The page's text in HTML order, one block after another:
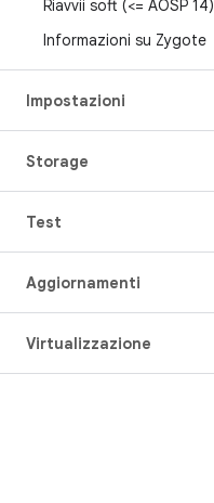
Riavvii soft (<= AOSP 14)
Informazioni su Zygote
Impostazioni
Storage
Test
Aggiornamenti
Virtualizzazione